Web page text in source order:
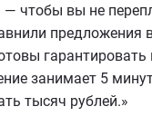
чтобы вы не
предложения
занимает 5
тысяч рублей.»